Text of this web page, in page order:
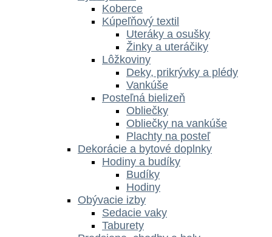
Koberce
Kúpeľňový textil
Uteráky a osušky
Žinky a uteráčiky
Lôžkoviny
Deky, prikrývky a plédy
Vankúše
Posteľná bielizeň
Obliečky
Obliečky na vankúše
Plachty na posteľ
Dekorácie a bytové doplnky
Hodiny a budíky
Budíky
Hodiny
Obývacie izby
Sedacie vaky
Taburety